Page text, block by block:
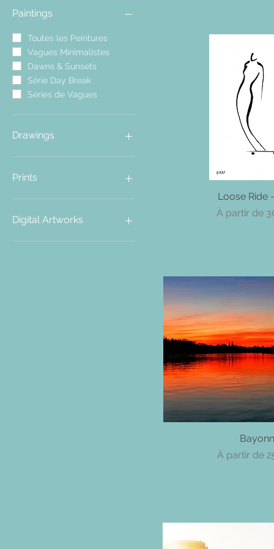
Paintings
Toutes les Peintures
Vagues Minimalistes
Dawns & Sunsets
Série Day Break
Séries de Vagues
Drawings
Silhouettes
Prints
Posters & Cards
Digital Artworks
Aperçu
Loose Ride
À partir de
Prix
Aperçu
À partir de
Prix